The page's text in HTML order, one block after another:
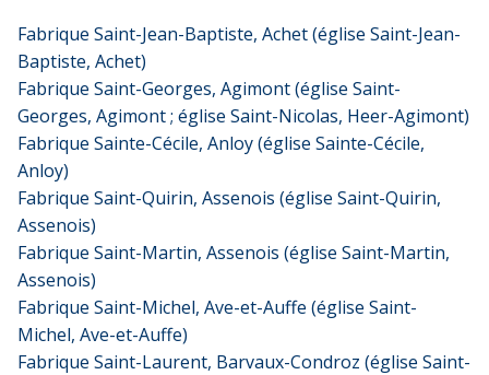
Fabrique Saint-Jean-Baptiste, Achet (église Saint-Jean-
Baptiste, Achet)
Fabrique Saint-Georges, Agimont (église Saint-
Georges, Agimont ; église Saint-Nicolas, Heer-Agimont)
Fabrique Sainte-Cécile, Anloy (église Sainte-Cécile,
Anloy)
Fabrique Saint-Quirin, Assenois (église Saint-Quirin,
Assenois)
Fabrique Saint-Martin, Assenois (église Saint-Martin,
Assenois)
Fabrique Saint-Michel, Ave-et-Auffe (église Saint-
Michel, Ave-et-Auffe)
Fabrique Saint-Laurent, Barvaux-Condroz (église Saint-